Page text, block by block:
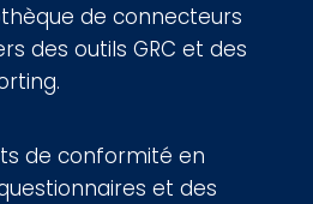
de connecteurs
des outils GRC et des
de conformité en
et des